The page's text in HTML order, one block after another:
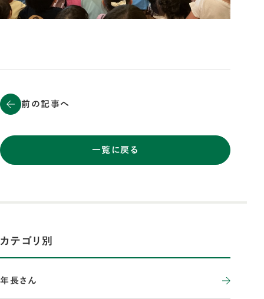
前の記事へ
一覧に戻る
カテゴリ別
年長さん